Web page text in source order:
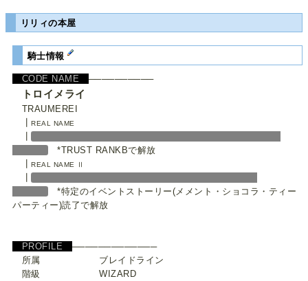
リリィの本屋
騎士情報
CODE NAME ──────────
トロイメライ
TRAUMEREI
┃REAL NAME
┃
*TRUST RANKBで解放
┃REAL NAME Ⅱ
┃
*特定のイベントストーリー(メメント・ショコラ・ティー
パーティー)読了で解放
PROFILE ─────────────
所属 ブレイドライン
階級 WIZARD